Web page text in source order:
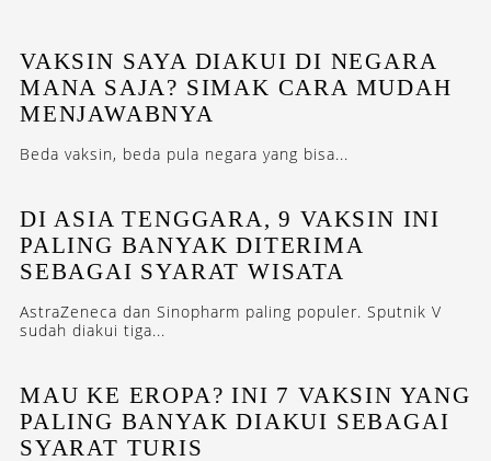
VAKSIN SAYA DIAKUI DI NEGARA
MANA SAJA? SIMAK CARA MUDAH
MENJAWABNYA
Beda vaksin, beda pula negara yang bisa...
DI ASIA TENGGARA, 9 VAKSIN INI
PALING BANYAK DITERIMA
SEBAGAI SYARAT WISATA
AstraZeneca dan Sinopharm paling populer. Sputnik V
sudah diakui tiga...
MAU KE EROPA? INI 7 VAKSIN YANG
PALING BANYAK DIAKUI SEBAGAI
SYARAT TURIS